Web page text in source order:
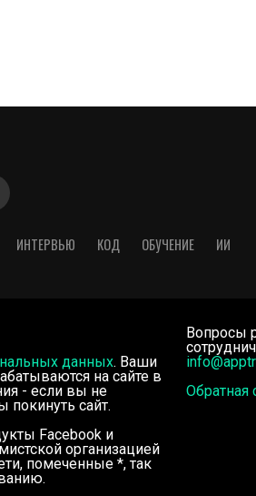
ИНТЕРВЬЮ КОД ОБУЧЕНИЕ ИИ
данных. Ваши
на сайте в
- если вы не
покинуть сайт.
Facebook и
организацией
помеченные *, так
Вопросы
Обратная